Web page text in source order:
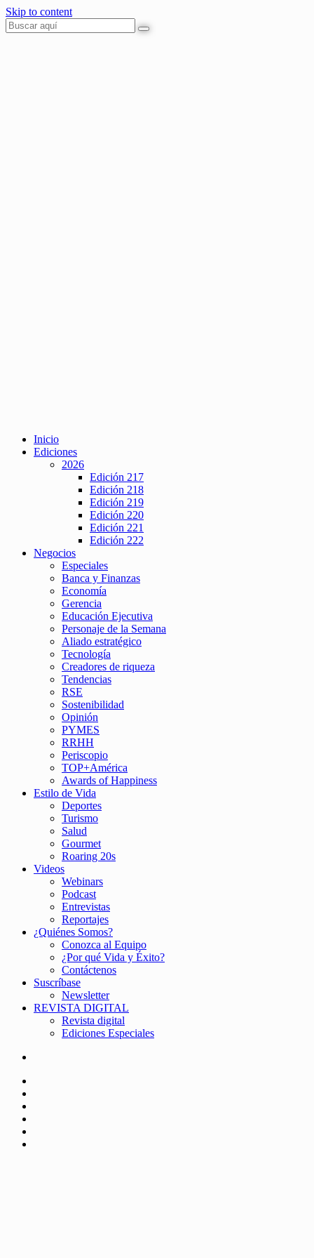
Skip to content
Inicio
Ediciones
2026
Edición 217
Edición 218
Edición 219
Edición 220
Edición 221
Edición 222
Negocios
Especiales
Banca y Finanzas
Economía
Gerencia
Educación Ejecutiva
Personaje de la Semana
Aliado estratégico
Tecnología
Creadores de riqueza
Tendencias
RSE
Sostenibilidad
Opinión
PYMES
RRHH
Periscopio
TOP+América
Awards of Happiness
Estilo de Vida
Deportes
Turismo
Salud
Gourmet
Roaring 20s
Videos
Webinars
Podcast
Entrevistas
Reportajes
¿Quiénes Somos?
Conozca al Equipo
¿Por qué Vida y Éxito?
Contáctenos
Suscríbase
Newsletter
REVISTA DIGITAL
Revista digital
Ediciones Especiales